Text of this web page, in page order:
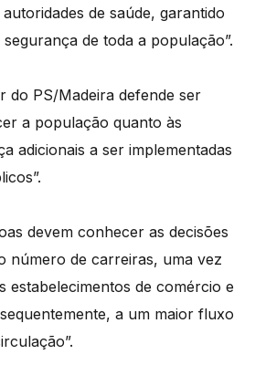
de saúde, garantido
de toda a população”.
do PS/Madeira defende ser
a população quanto às
adicionais a ser implementadas
devem conhecer as decisões
número de carreiras, uma vez
estabelecimentos de comércio e
a um maior fluxo